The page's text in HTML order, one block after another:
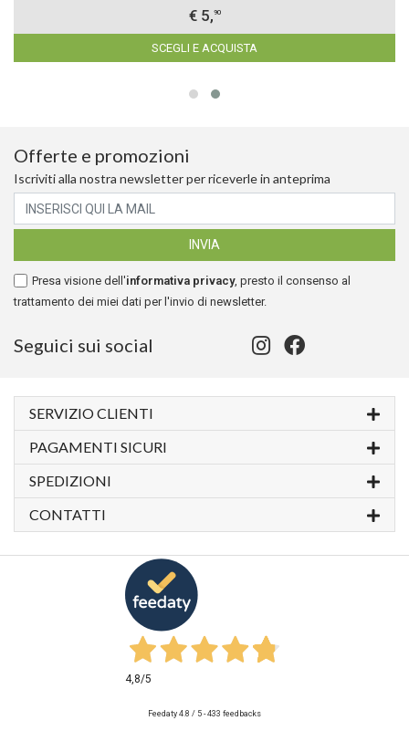
€ 5,90
SCEGLI E ACQUISTA
Offerte e promozioni
Iscriviti alla nostra newsletter per riceverle in anteprima
Presa visione dell'informativa privacy, presto il consenso al
trattamento dei miei dati per l'invio di newsletter.
Seguici sui social
SERVIZIO CLIENTI
PAGAMENTI SICURI
SPEDIZIONI
CONTATTI
4,8/5
Feedaty 4.8 / 5 -433 feedbacks